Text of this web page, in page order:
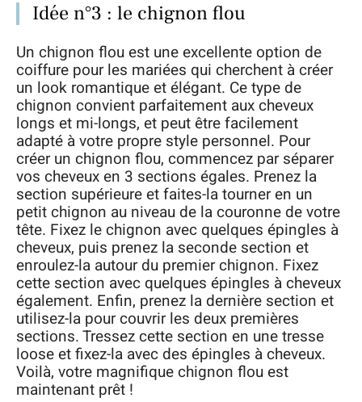
Idée n°3 : le chignon flou
Un chignon flou est une excellente option de
coiffure pour les mariées qui cherchent à créer
un look romantique et élégant. Ce type de
chignon convient parfaitement aux cheveux
longs et mi-longs, et peut être facilement
adapté à votre propre style personnel. Pour
créer un chignon flou, commencez par séparer
vos cheveux en 3 sections égales. Prenez la
section supérieure et faites-la tourner en un
petit chignon au niveau de la couronne de votre
tête. Fixez le chignon avec quelques épingles à
cheveux, puis prenez la seconde section et
enroulez-la autour du premier chignon. Fixez
cette section avec quelques épingles à cheveux
également. Enfin, prenez la dernière section et
utilisez-la pour couvrir les deux premières
sections. Tressez cette section en une tresse
loose et fixez-la avec des épingles à cheveux.
Voilà, votre magnifique chignon flou est
maintenant prêt !